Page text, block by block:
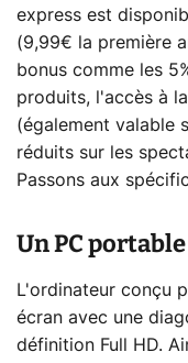
express est
(9,99€ la première
bonus comme les
produits, l'accès à
(également valable
réduits sur les
Passons aux
Un PC
L'ordinateur conçu
écran avec une
définition Full HD.